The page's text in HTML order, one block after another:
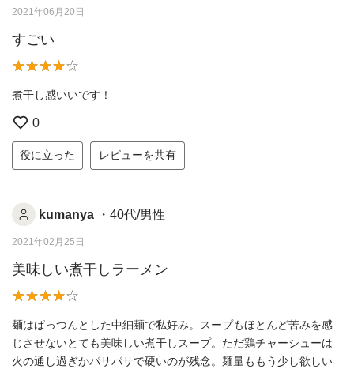
2021年06月20日
すごい
煮干し感いいです！
0
役に立った レビューを共有
kumanya ・40代/男性
2021年02月25日
美味しい煮干しラーメン
麺はぱっつんとした中細麺で私好み。スープもほとんど苦みを感
じさせないとても美味しい煮干しスープ。ただ鶏チャーシューは
火の通し過ぎかパサパサで硬いのが残念。麺量ももう少し欲しい